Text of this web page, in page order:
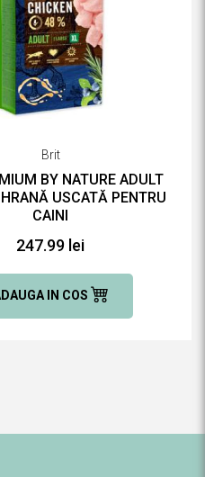
Brit
BY NATURE ADULT
USCATĂ PENTRU
CAINI
247.99 lei
IN COS